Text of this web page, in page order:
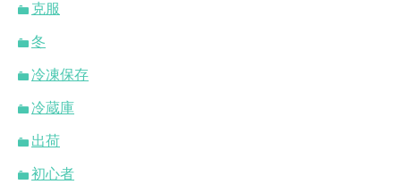
克服
冬
冷凍保存
冷蔵庫
出荷
初心者